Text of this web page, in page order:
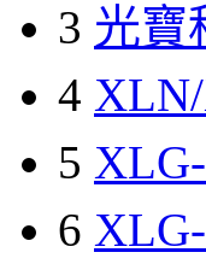
3 光寶
4
5
6